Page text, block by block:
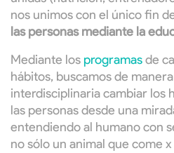
nos unimos con el único fin
las personas mediante la
Mediante los programasde
hábitos, buscamos de
interdisciplinaria cambiar los
las personas desde una
entendiendo al humano con
no sólo un animal que come